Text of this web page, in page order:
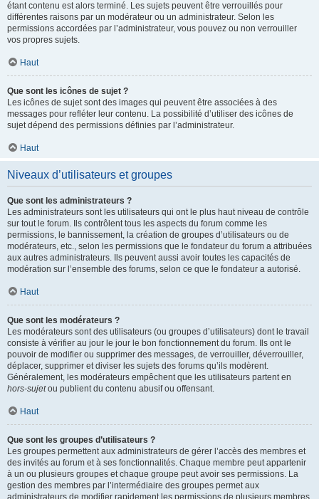
étant contenu est alors terminé. Les sujets peuvent être verrouillés pour
différentes raisons par un modérateur ou un administrateur. Selon les
permissions accordées par l’administrateur, vous pouvez ou non verrouiller
vos propres sujets.
Haut
Que sont les icônes de sujet ?
Les icônes de sujet sont des images qui peuvent être associées à des
messages pour refléter leur contenu. La possibilité d’utiliser des icônes de
sujet dépend des permissions définies par l’administrateur.
Haut
Niveaux d’utilisateurs et groupes
Que sont les administrateurs ?
Les administrateurs sont les utilisateurs qui ont le plus haut niveau de contrôle
sur tout le forum. Ils contrôlent tous les aspects du forum comme les
permissions, le bannissement, la création de groupes d’utilisateurs ou de
modérateurs, etc., selon les permissions que le fondateur du forum a attribuées
aux autres administrateurs. Ils peuvent aussi avoir toutes les capacités de
modération sur l’ensemble des forums, selon ce que le fondateur a autorisé.
Haut
Que sont les modérateurs ?
Les modérateurs sont des utilisateurs (ou groupes d’utilisateurs) dont le travail
consiste à vérifier au jour le jour le bon fonctionnement du forum. Ils ont le
pouvoir de modifier ou supprimer des messages, de verrouiller, déverrouiller,
déplacer, supprimer et diviser les sujets des forums qu’ils modèrent.
Généralement, les modérateurs empêchent que les utilisateurs partent en
hors-sujetou publient du contenu abusif ou offensant.
Haut
Que sont les groupes d’utilisateurs ?
Les groupes permettent aux administrateurs de gérer l’accès des membres et
des invités au forum et à ses fonctionnalités. Chaque membre peut appartenir
à un ou plusieurs groupes et chaque groupe peut avoir ses permissions. La
gestion des membres par l’intermédiaire des groupes permet aux
administrateurs de modifier rapidement les permissions de plusieurs membres